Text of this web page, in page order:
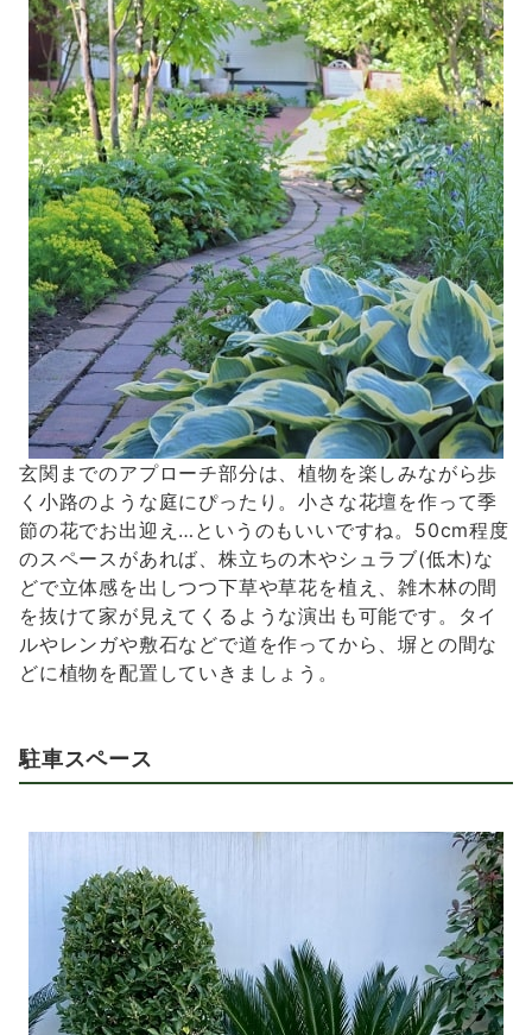
玄関までのアプローチ部分は、植物を楽しみながら歩
く小路のような庭にぴったり。小さな花壇を作って季
節の花でお出迎え…というのもいいですね。50cm程度
のスペースがあれば、株立ちの木やシュラブ(低木)な
どで立体感を出しつつ下草や草花を植え、雑木林の間
を抜けて家が見えてくるような演出も可能です。タイ
ルやレンガや敷石などで道を作ってから、塀との間な
どに植物を配置していきましょう。
駐車スペース